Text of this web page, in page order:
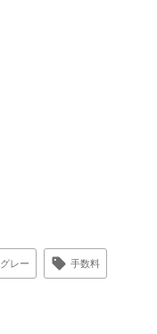
グレー 手数料